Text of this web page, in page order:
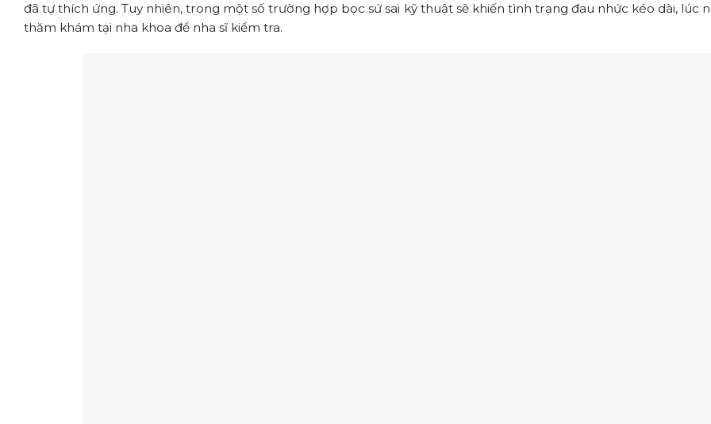
đã tự thích ứng. Tuy nhiên, trong một số trường hợp bọc sứ sai kỹ thuật sẽ khiến tình trạng đau nhức kéo dài, lúc
thăm khám tại nha khoa để nha sĩ kiểm tra.